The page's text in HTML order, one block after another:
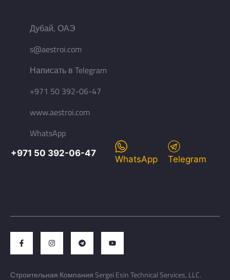
Дубай, ОАЭ
s@aestroi.com
Написать в Telegram
+971 50 392-06-47
www.aestroi.com
WhatsApp
+971 50 392-06-47
WhatsApp Telegram
Строительная Компания Sergei Esin Technical Services, LLC.